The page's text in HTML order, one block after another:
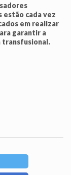
estão cada vez
em realizar
garantir a
transfusional.